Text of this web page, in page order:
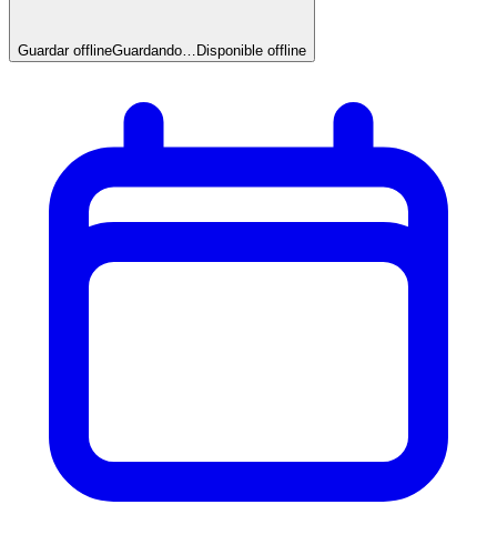
Guardar offlineGuardando… Disponible offline